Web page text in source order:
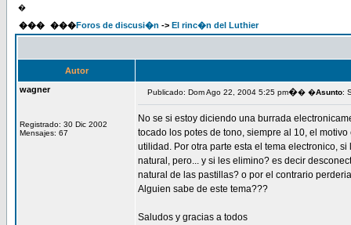
�
��� ���Foros de discusi�n -> El rinc�n del Luthier
Autor
wagner
Registrado: 30 Dic 2002
Mensajes: 67
Publicado: Dom Ago 22, 2004 5:25 pm�� �Asunto:
No se si estoy diciendo una burrada
tocado los potes de tono, siempre al 10, el
utilidad. Por otra parte esta el tema electronico,
natural, pero... y si les elimino? es decir
natural de las pastillas? o por el contrario
Alguien sabe de este tema???
Saludos y gracias a todos